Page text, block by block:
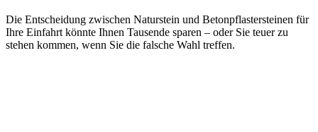
Die Entscheidung zwischen Naturstein und Betonpflastersteinen für
Ihre Einfahrt könnte Ihnen Tausende sparen – oder Sie teuer zu
stehen kommen, wenn Sie die falsche Wahl treffen.